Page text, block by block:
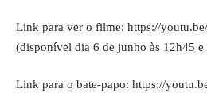
Link para ver o filme: https://
(disponível dia 6 de junho às 12h45 e
Link para o bate-papo: https://